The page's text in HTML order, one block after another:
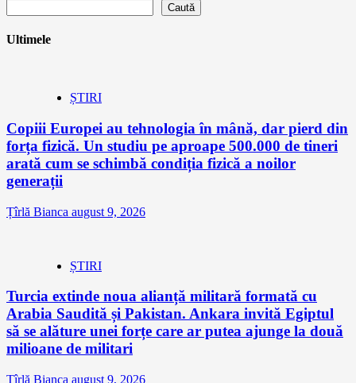
Caută
Ultimele
ȘTIRI
Copiii Europei au tehnologia în mână, dar pierd din
forța fizică. Un studiu pe aproape 500.000 de tineri
arată cum se schimbă condiția fizică a noilor
generații
Țîrlă Bianca august 9, 2026
ȘTIRI
Turcia extinde noua alianță militară formată cu
Arabia Saudită și Pakistan. Ankara invită Egiptul
să se alăture unei forțe care ar putea ajunge la două
milioane de militari
Țîrlă Bianca august 9, 2026